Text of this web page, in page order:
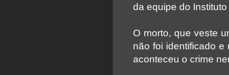
da equipe do
O morto, que veste
não foi identificado e
aconteceu o crime